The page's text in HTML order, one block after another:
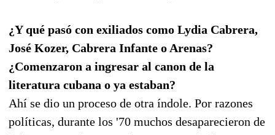
¿Y qué pasó con exiliados como Lydia Cabrera,
José Kozer, Cabrera Infante o Arenas?
¿Comenzaron a ingresar al canon de la
literatura cubana o ya estaban?
Ahí se dio un proceso de otra índole. Por razones
políticas, durante los '70 muchos desaparecieron de